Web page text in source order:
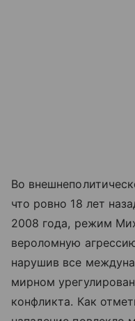
Во
что ровно 18 лет
2008 года, режим
вероломную
нарушив все
мирном
конфликта. Как